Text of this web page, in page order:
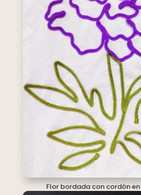
Flor bordada con cordón